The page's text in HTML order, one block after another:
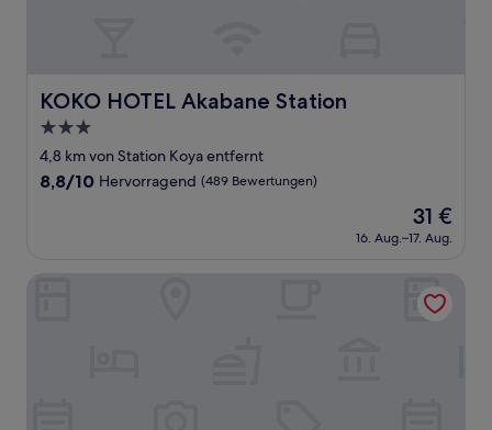
KOKO HOTEL Akabane Station
KOKO HOTEL Akabane Station
3.0-
Sterne-
Unterkunft
4,8 km von Station Koya entfernt
8.8
Bewertungen)
8,8/10 Hervorragend (489 Bewertungen)
Der
Preis
beträgt
31 €
16. Aug.–17. Aug.